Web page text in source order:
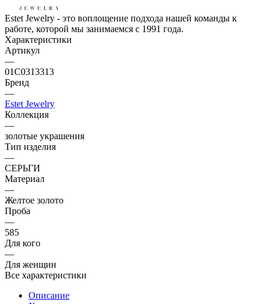
Estet Jewelry - это воплощение подхода нашей команды к
работе, которой мы занимаемся с 1991 года.
Характеристики
Артикул
—
01С0313313
Бренд
—
Estet Jewelry
Коллекция
—
золотые украшения
Тип изделия
—
СЕРЬГИ
Материал
—
Желтое золото
Проба
—
585
Для кого
—
Для женщин
Все характеристики
Описание